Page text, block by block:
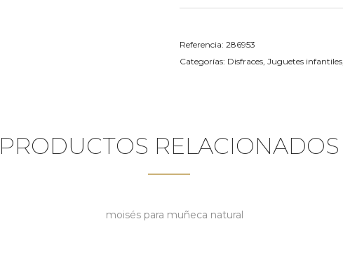
Referencia: 286953
Categorías: Disfraces Juguetes infantiles
PRODUCTOS RELACIONADOS